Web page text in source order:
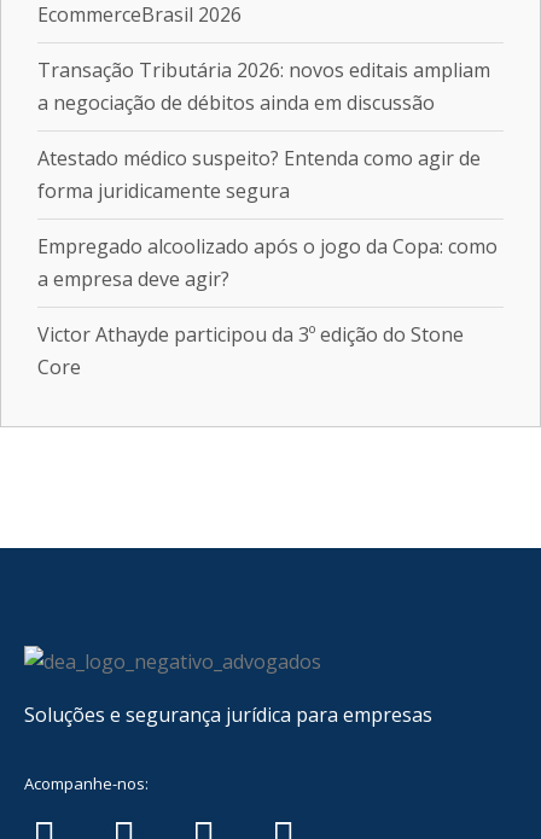
EcommerceBrasil 2026
Transação Tributária 2026: novos editais ampliam
a negociação de débitos ainda em discussão
Atestado médico suspeito? Entenda como agir de
forma juridicamente segura
Empregado alcoolizado após o jogo da Copa: como
a empresa deve agir?
Victor Athayde participou da 3º edição do Stone
Core
Soluções e segurança jurídica para empresas
Acompanhe-nos: